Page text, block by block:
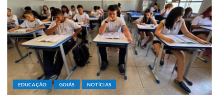
EDUCAÇÃO GOIÁS NOTÍCIAS